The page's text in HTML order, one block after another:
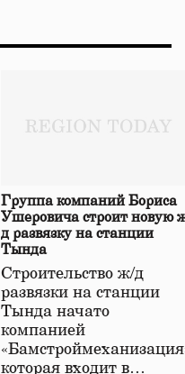
Группа компаний Бориса
Ушеровича строит новую
д развязку на станции
Тында
Строительство ж/д
развязки на станции
Тында начато
компанией
которая входит в…